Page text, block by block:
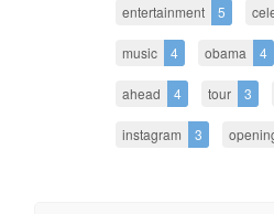
entertainment 5
music 4 obama 4
ahead 4 tour 3
instagram 3